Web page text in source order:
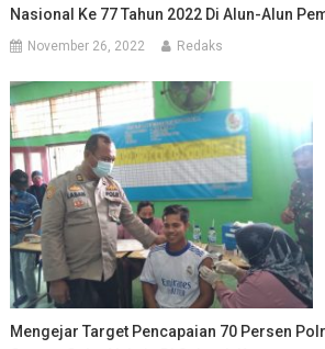
Nasional Ke 77 Tahun 2022 Di Alun-Alun
November 26, 2022 Redaks
Mengejar Target Pencapaian 70 Persen